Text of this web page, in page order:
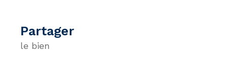
partager
le bien